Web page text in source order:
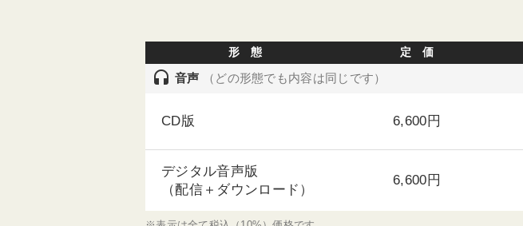
形 態 定 価
headset 音声 （どの形態でも内容は同じです）
CD版 6,600円
デジタル音声版
（配信＋ダウンロード）
6,600円